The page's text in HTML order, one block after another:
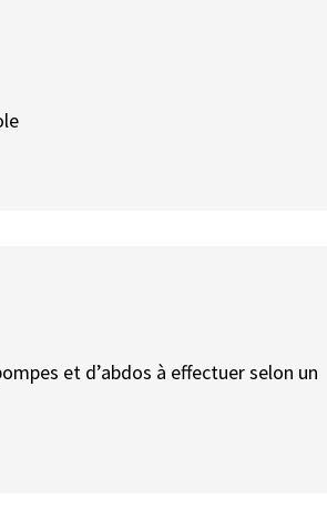
et d’abdos à effectuer selon un